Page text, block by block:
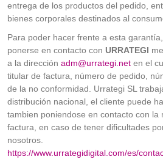
entrega de los productos del pedido,
bienes corporales destinados al
Para poder hacer frente a esta
ponerse en contacto con URRATEGI
a la dirección adm@urrategi.net en el
titular de factura, número de pedido,
de la no conformidad. Urrategi SL
distribución nacional, el cliente puede
tambien poniendose en contacto con la
factura, en caso de tener dificultades
nosotros.
https://www.urrategidigital.com/es/